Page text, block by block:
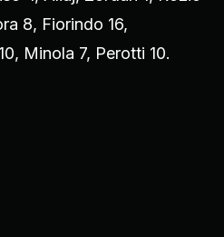
8, Fiorindo 16,
Minola 7, Perotti 10.